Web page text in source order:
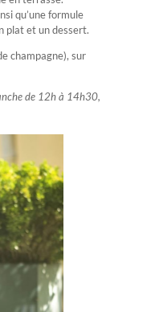
qu’une formule
plat et un dessert.
champagne), sur
de 12h à 14h30,